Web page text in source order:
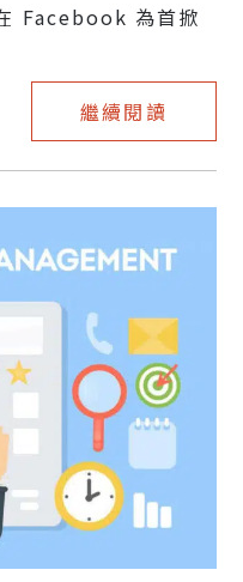
Facebook 為首掀
繼續閱讀